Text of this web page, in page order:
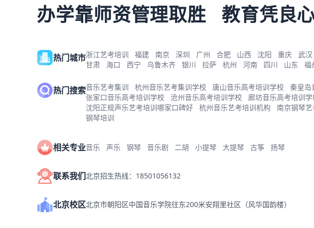
办学靠师资管理取胜 教育凭良
热门城市浙江艺考培训 福建 南京 深圳 广州 合肥 山西 沈阳 重庆 武汉
甘肃
海口 西宁 乌鲁木齐 银川 拉萨 杭州 河南 四川 山东 福
热门搜索音乐艺考集训 杭州音乐艺考集训学校 唐山音乐高考培训学校 秦皇岛
张家口音乐高考培训学校
沧州音乐高考培训学校 廊坊音乐高考培训
沈阳正规声乐艺考培训哪家口碑好
杭州音乐艺考培训机构 南京钢琴
钢琴培训
相关专业音乐 声乐 钢琴 音乐剧 二胡 小提琴 大提琴 古筝 扬琴
联系我们北京招生热线：18501056132
北京校区北京市朝阳区中国音乐学院往东200米安翔里社区（风华国韵楼）